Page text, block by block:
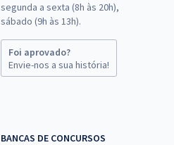
segunda a sexta (8h às 20h),
sábado (9h às 13h).
Foi aprovado?
Envie-nos a sua história!
BANCAS DE CONCURSOS